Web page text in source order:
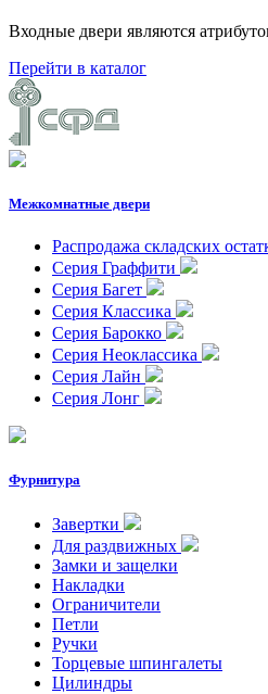
Входные двери являются
Перейти в каталог
Межкомнатные двери
Распродажа складских
Серия Граффити
Серия Багет
Серия Классика
Серия Барокко
Серия Неоклассика
Серия Лайн
Серия Лонг
Фурнитура
Завертки
Для раздвижных
Замки и защелки
Накладки
Ограничители
Петли
Ручки
Торцевые шпингалеты
Цилиндры